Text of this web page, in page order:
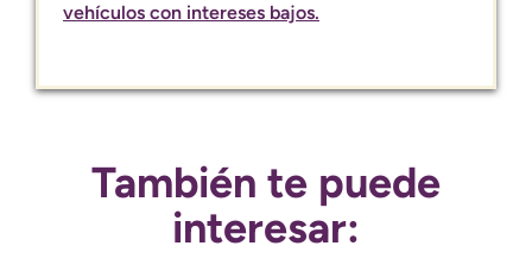
vehículos con intereses bajos.
También te puede
interesar: